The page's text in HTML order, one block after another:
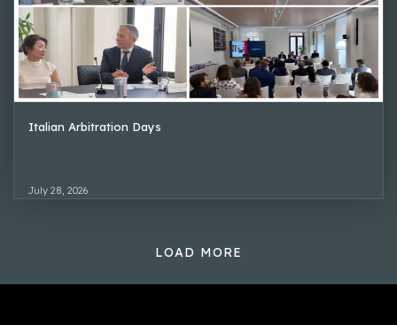
Italian Arbitration Days
July 28, 2026
LOAD MORE